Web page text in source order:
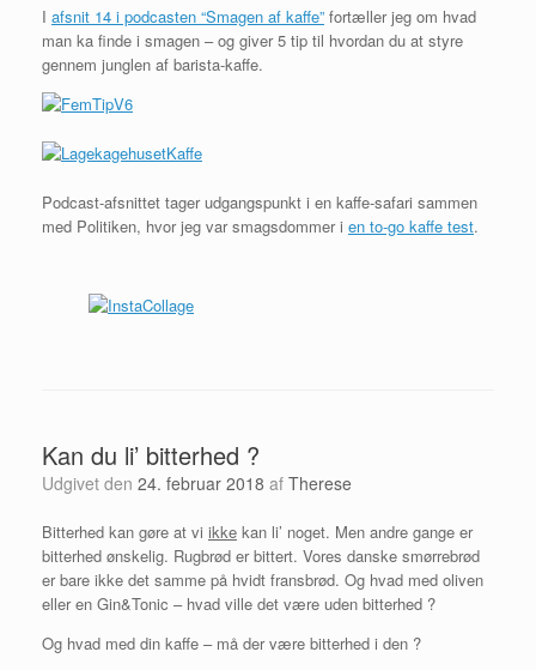
I afsnit 14 i podcasten “Smagen af kaffe” fortæller jeg om hvad
man ka finde i smagen – og giver 5 tip til hvordan du at styre
gennem junglen af barista-kaffe.
Podcast-afsnittet tager udgangspunkt i en kaffe-safari sammen
med Politiken, hvor jeg var smagsdommer i en to-go kaffe test.
Kan du li’ bitterhed ?
Udgivet den 24. februar 2018 af Therese
Bitterhed kan gøre at vi ikke kan li’ noget. Men andre gange er
bitterhed ønskelig. Rugbrød er bittert. Vores danske smørrebrød
er bare ikke det samme på hvidt fransbrød. Og hvad med oliven
eller en Gin&Tonic – hvad ville det være uden bitterhed ?
Og hvad med din kaffe – må der være bitterhed i den ?